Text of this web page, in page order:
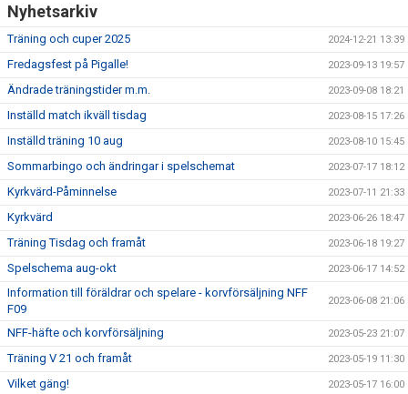
Nyhetsarkiv
Träning och cuper 2025 2024-12-21 13:39
Fredagsfest på Pigalle! 2023-09-13 19:57
Ändrade träningstider m.m. 2023-09-08 18:21
Inställd match ikväll tisdag 2023-08-15 17:26
Inställd träning 10 aug 2023-08-10 15:45
Sommarbingo och ändringar i spelschemat 2023-07-17 18:12
Kyrkvärd-Påminnelse 2023-07-11 21:33
Kyrkvärd 2023-06-26 18:47
Träning Tisdag och framåt 2023-06-18 19:27
Spelschema aug-okt 2023-06-17 14:52
Information till föräldrar och spelare - korvförsäljning NFF
F09
2023-06-08 21:06
NFF-häfte och korvförsäljning 2023-05-23 21:07
Träning V 21 och framåt 2023-05-19 11:30
Vilket gäng! 2023-05-17 16:00